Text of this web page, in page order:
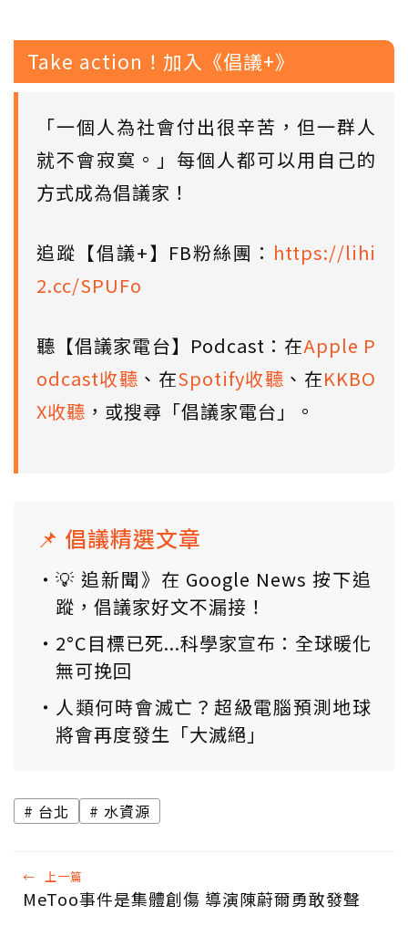
Take action！加入《倡議+》
「一個人為社會付出很辛苦，但一群人
就不會寂寞。」每個人都可以用自己的
方式成為倡議家！
追蹤【倡議+】FB粉絲團： https://lihi
2.cc/SPUFo
聽【倡議家電台】Podcast：在Apple P
odcast收聽 、在Spotify收聽 、在KKBO
X收聽 ，或搜尋「倡議家電台」。
📌 倡議精選文章
💡 追新聞》在 Google News 按下追
蹤，倡議家好文不漏接！
2°C目標已死...科學家宣布：全球暖化
無可挽回
人類何時會滅亡？超級電腦預測地球
將會再度發生「大滅絕」
台北 水資源
← 上一篇
MeToo事件是集體創傷 導演陳蔚爾勇敢發聲